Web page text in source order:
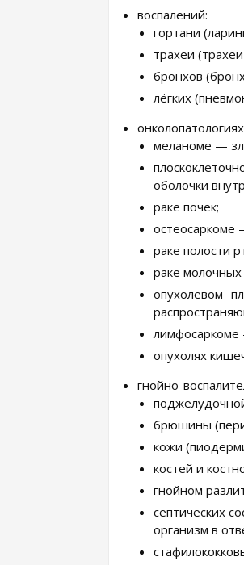
воспалений:
гортани
трахеи
бронхов
лёгких
меланоме —
оболочки
раке почек;
остеосаркоме
раке полости
раке
опухолевом
лимфосаркоме
опухолях
гнойно-
брюшины
кожи
костей и
гнойном
септических
организм в